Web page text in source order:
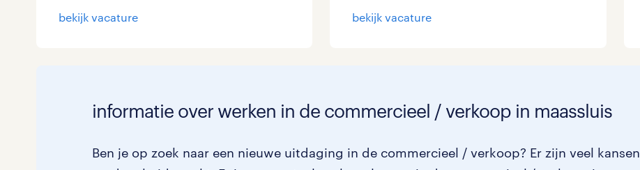
bekijk vacature bekijk vacature
informatie over werken in de commercieel / verkoop in maassluis
Ben je op zoek naar een nieuwe uitdaging in de commercieel / verkoop? Er zijn veel kansen